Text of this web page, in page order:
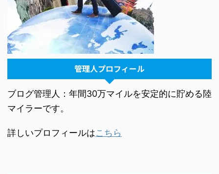
管理人プロフィール
ブログ管理人：年間30万マイルを安定的に貯める陸
マイラーです。
詳しいプロフィールはこちら